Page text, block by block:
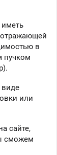
в
пучком
виде
или
сайте,
сможем